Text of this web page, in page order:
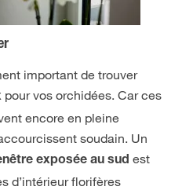
important de trouver
pour vos orchidées. Car ces
encore en pleine
soudain. Un
exposée au sud est
d’intérieur florifères